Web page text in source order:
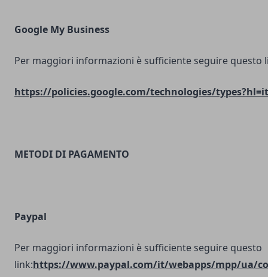
Google My Business
Per maggiori informazioni è sufficiente seguire questo
https://policies.google.com/technologies/types?hl=it
METODI DI PAGAMENTO
Paypal
Per maggiori informazioni è sufficiente seguire questo
link:https://www.paypal.com/it/webapps/mpp/ua/